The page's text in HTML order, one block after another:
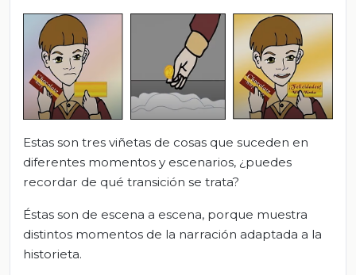
Estas son tres viñetas de cosas que suceden en
diferentes momentos y escenarios, ¿puedes
recordar de qué transición se trata?
Éstas son de escena a escena, porque muestra
distintos momentos de la narración adaptada a la
historieta.